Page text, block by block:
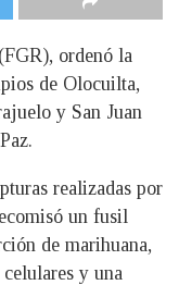
ordenó la
de Olocuilta,
y San Juan
realizadas por
un fusil
de marihuana,
y una